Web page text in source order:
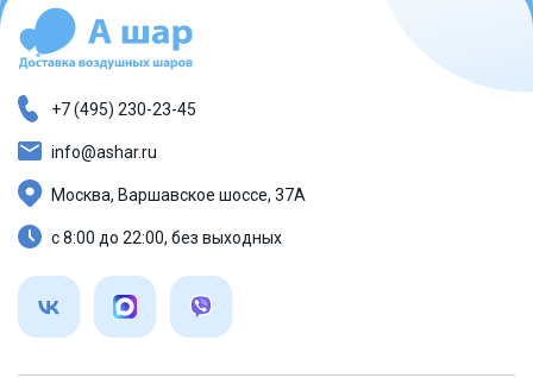
+7 (495) 230-23-45
info@ashar.ru
Москва, Варшавское шоссе, 37А
с 8:00 до 22:00, без выходных